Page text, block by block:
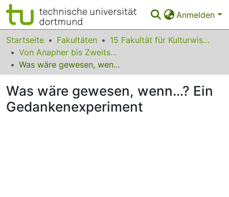
Anmelden
Bereiche & Sammlungen
Das gesamte Repositorium
FAQ
Startseite Fakultäten
15 Fakultät für Kulturwissenschaften
Von Anapher bis Zweitsprache - Facetten kommunikativer Welten
Was wäre gewesen, wenn…? Ein Gedankenexperiment
Was wäre gewesen, wenn…? Ein
Gedankenexperiment